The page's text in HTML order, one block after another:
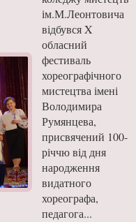
ім.М.Леонтовича
відбувся X
обласний
фестиваль
хореографічного
мистецтва імені
Володимира
Румянцева,
присвячений 100-
річчю від дня
народження
видатного
хореографа,
педагога...